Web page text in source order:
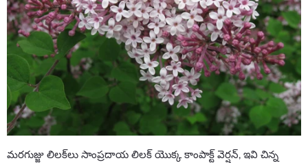
మరగుజ్జు లిలక్‌లు సాంప్రదాయ లిలక్ యొక్క కాంపాక్ట్ వెర్షన్, ఇవి చిన్న